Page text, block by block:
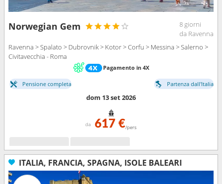
Norwegian Gem
8 giorni
da Ravenna
Ravenna > Spalato > Dubrovnik > Kotor > Corfu > Messina > Salerno >
Civitavecchia - Roma
Pagamento in 4X
Pensione completa Partenza dall'Italia
dom 13 set 2026
da 617 €/pers
ITALIA, FRANCIA, SPAGNA, ISOLE BALEARI